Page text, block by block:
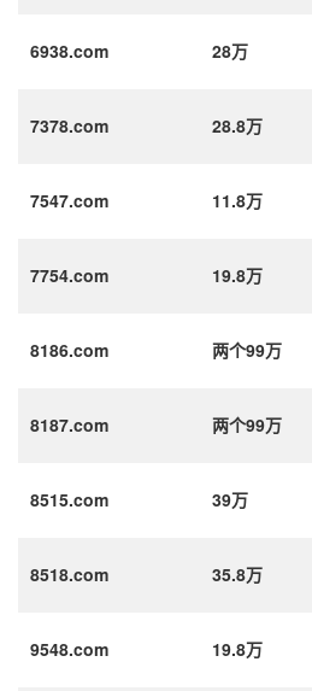
6938.com 28万
7378.com 28.8万
7547.com 11.8万
7754.com 19.8万
8186.com 两个99万
8187.com 两个99万
8515.com 39万
8518.com 35.8万
9548.com 19.8万